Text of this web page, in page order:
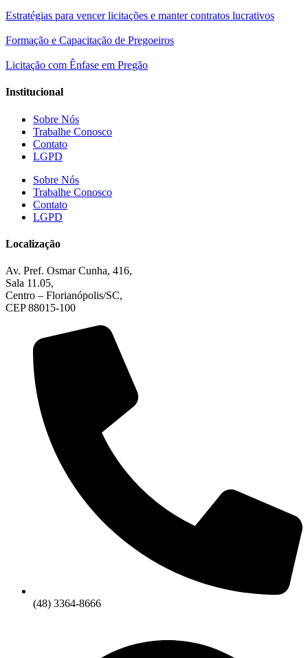
Estratégias para vencer licitações e manter contratos lucrativos
Formação e Capacitação de Pregoeiros
Licitação com Ênfase em Pregão
Institucional
Sobre Nós
Trabalhe Conosco
Contato
LGPD
Sobre Nós
Trabalhe Conosco
Contato
LGPD
Localização
Av. Pref. Osmar Cunha, 416,
Sala 11.05,
Centro – Florianópolis/SC,
CEP 88015-100
(48) 3364-8666